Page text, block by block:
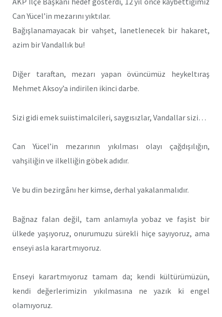
Can Yücel’in mezarını yıktılar.
Bağışlanamayacak bir vahşet, lanetlenecek bir hakaret,
azim bir Vandallık bu!
Diğer taraftan, mezarı yapan övüncümüz heykeltıraş
Mehmet Aksoy’a indirilen ikinci darbe.
Sizi gidi emek suiistimalcileri, saygısızlar, Vandallar sizi…
Can Yücel’in mezarının yıkılması olayı çağdışılığın,
vahşiliğin ve ilkelliğin göbek adıdır.
Ve bu din bezirgânı her kimse, derhal yakalanmalıdır.
Bağnaz falan değil, tam anlamıyla yobaz ve faşist bir
ülkede yaşıyoruz, onurumuzu sürekli hiçe sayıyoruz, ama
enseyi asla karartmıyoruz.
Enseyi karartmıyoruz tamam da; kendi kültürümüzün,
kendi değerlerimizin yıkılmasına ne yazık ki engel
olamıyoruz.